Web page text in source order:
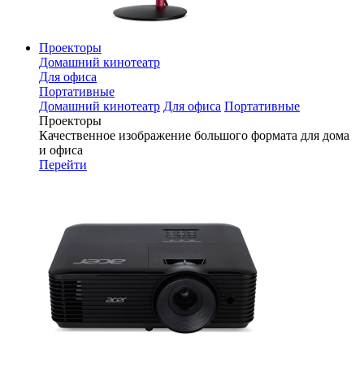
Проекторы
Домашний кинотеатр
Для офиса
Портативные
Домашний кинотеатр Для офиса Портативные
Проекторы
Качественное изображение большого формата для дома
и офиса
Перейти